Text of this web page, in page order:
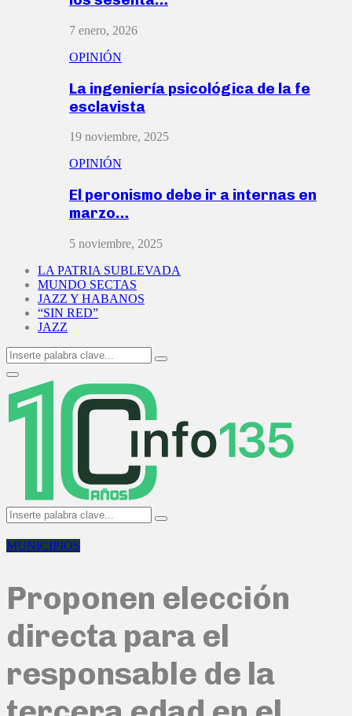
7 enero, 2026
OPINIÓN
La ingeniería psicológica de la fe
esclavista
19 noviembre, 2025
OPINIÓN
El peronismo debe ir a internas en
marzo…
5 noviembre, 2025
LA PATRIA SUBLEVADA
MUNDO SECTAS
JAZZ Y HABANOS
“SIN RED”
JAZZ
Search
for:
Search
Primary
Menu
Search
for:
Search
MUNICIPIOS
Proponen elección
directa para el
responsable de la